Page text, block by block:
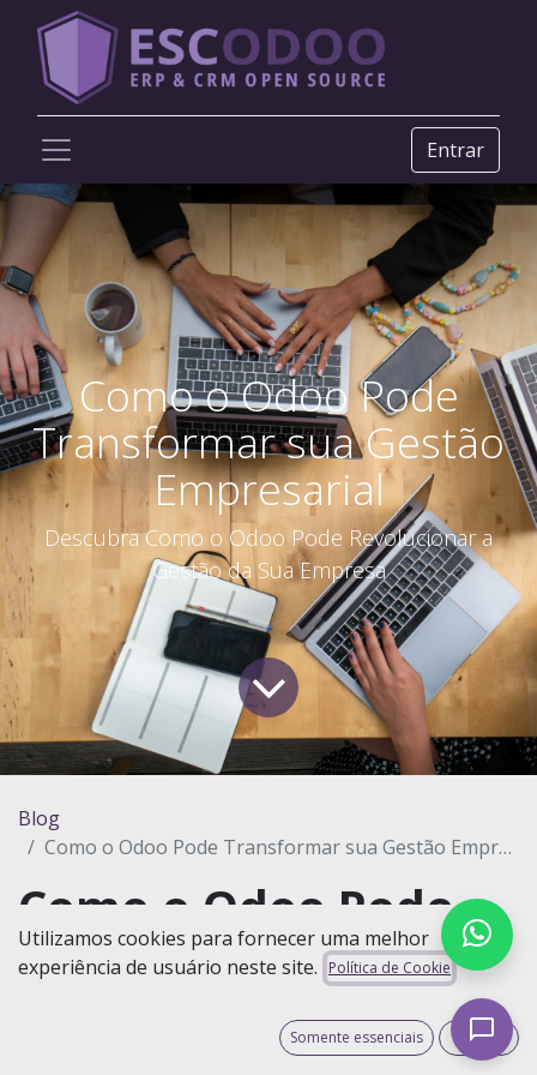
Entrar
Como o Odoo Pode
Transformar sua Gestão
Empresarial
Descubra Como o Odoo Pode Revolucionar a
Gestão da Sua Empresa
Blog
Como o Odoo Pode Transformar sua Gestão Empresarial
Como o Odoo Pode
Transformar sua
Gestão Empresarial
Em um mercado cada vez mais competitivo, a
Utilizamos cookies para fornecer uma melhor
experiência de usuário neste site.
Política de Cookie
Somente essenciais Aceito